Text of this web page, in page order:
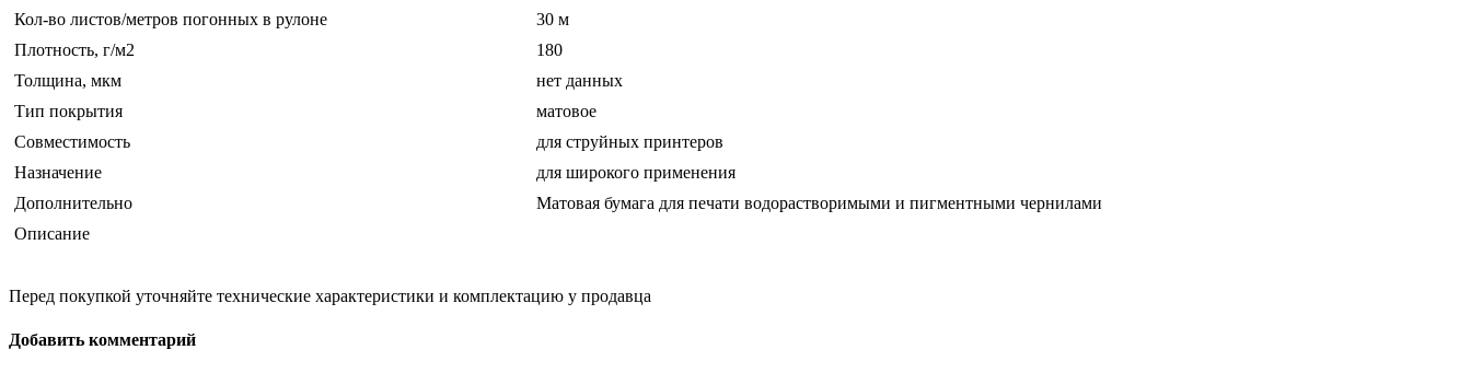
Кол-во листов/метров погонных в рулоне
30 м
Плотность, г/м2
180
Толщина, мкм
нет данных
Тип покрытия
матовое
Совместимость
для струйных принтеров
Назначение
для широкого применения
Дополнительно
Матовая бумага для печати водорастворимыми и пигментными чернилами
Описание
Перед покупкой уточняйте технические характеристики и комплектацию у продавца
Добавить комментарий